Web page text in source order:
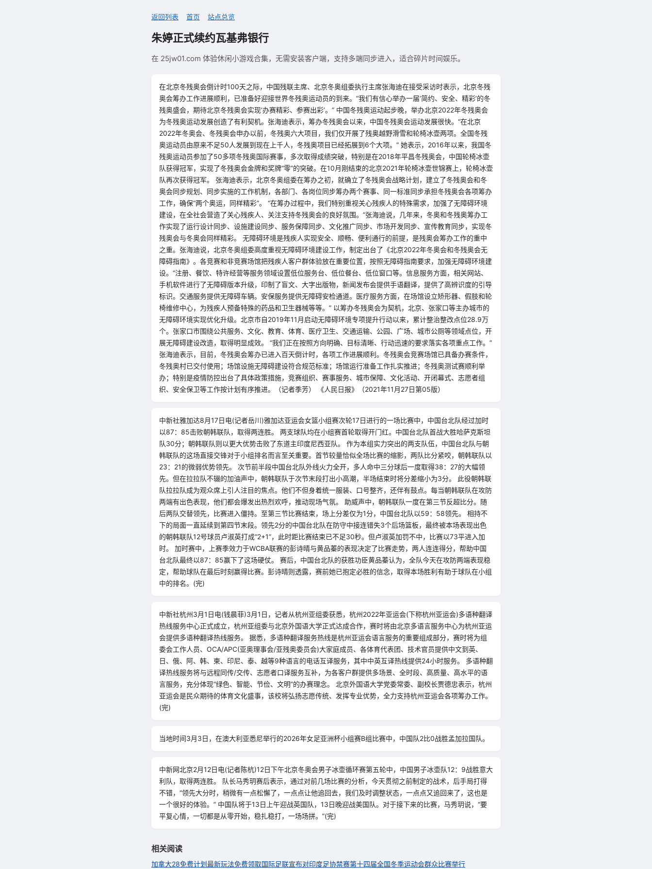
返回列表 首页 站点总览
朱婷正式续约瓦基弗银行
在 25jw01.com 体验休闲小游戏合集，无需安装客户端，支持多端同步进入，适合碎片时间娱乐。
在北京冬残奥会倒计时100天之际，中国残联主席、北京冬奥组委执行主席张海迪在接受采访时表示，北京冬残
奥会筹办工作进展顺利，已准备好迎接世界冬残奥运动员的到来。“我们有信心举办一届‘简约、安全、精彩’的冬
残奥盛会，期待北京冬残奥会实现‘办赛精彩、参赛出彩’。” 中国冬残奥运动起步晚，举办北京2022年冬残奥会
为冬残奥运动发展创造了有利契机。张海迪表示，筹办冬残奥会以来，中国冬残奥会运动发展很快。“在北京
2022年冬奥会、冬残奥会申办以前，冬残奥六大项目，我们仅开展了残奥越野滑雪和轮椅冰壶两项。全国冬残
奥运动员由原来不足50人发展到现在上千人，冬残奥项目已经拓展到6个大项。” 她表示，2016年以来，我国冬
残奥运动员参加了50多项冬残奥国际赛事，多次取得成绩突破，特别是在2018年平昌冬残奥会，中国轮椅冰壶
队获得冠军，实现了冬残奥会金牌和奖牌“零”的突破。在10月刚结束的北京2021年轮椅冰壶世锦赛上，轮椅冰壶
队再次获得冠军。 张海迪表示，北京冬奥组委在筹办之初，就确立了冬残奥会战略计划，建立了冬残奥会和冬
奥会同步规划、同步实施的工作机制，各部门、各岗位同步筹办两个赛事、同一标准同步承担冬残奥会各项筹办
工作，确保“两个奥运，同样精彩”。 “在筹办过程中，我们特别重视关心残疾人的特殊需求，加强了无障碍环境
建设，在全社会营造了关心残疾人、关注支持冬残奥会的良好氛围。”张海迪说，几年来，冬奥和冬残奥筹办工
作实现了运行设计同步、设施建设同步、服务保障同步、文化推广同步、市场开发同步、宣传教育同步，实现冬
残奥会与冬奥会同样精彩。 无障碍环境是残疾人实现安全、顺畅、便利通行的前提，是残奥会筹办工作的重中
之重。张海迪说，北京冬奥组委高度重视无障碍环境建设工作，制定出台了《北京2022年冬奥会和冬残奥会无
障碍指南》。各竞赛和非竞赛场馆把残疾人客户群体验放在重要位置，按照无障碍指南要求，加强无障碍环境建
设。“注册、餐饮、特许经营等服务领域设置低位服务台、低位餐台、低位窗口等。信息服务方面，相关网站、
手机软件进行了无障碍版本升级，印制了盲文、大字出版物，新闻发布会提供手语翻译，提供了高辨识度的引导
标识。交通服务提供无障碍车辆。安保服务提供无障碍安检通道。医疗服务方面，在场馆设立矫形器、假肢和轮
椅维修中心，为残疾人预备特殊的药品和卫生器械等等。” 以筹办冬残奥会为契机，北京、张家口等主办城市的
无障碍环境实现优化升级。北京市自2019年11月启动无障碍环境专项提升行动以来，累计整治整改点位28.9万
个。张家口市围绕公共服务、文化、教育、体育、医疗卫生、交通运输、公园、广场、城市公厕等领域点位，开
展无障碍建设改造，取得明显成效。 “我们正在按照方向明确、目标清晰、行动迅速的要求落实各项重点工作。”
张海迪表示，目前，冬残奥会筹办已进入百天倒计时，各项工作进展顺利。冬残奥会竞赛场馆已具备办赛条件，
冬残奥村已交付使用；场馆设施无障碍建设符合规范标准；场馆运行准备工作扎实推进；冬残奥测试赛顺利举
办；特别是疫情防控出台了具体政策措施，竞赛组织、赛事服务、城市保障、文化活动、开闭幕式、志愿者组
织、安全保卫等工作按计划有序推进。（记者季芳） 《人民日报》（2021年11月27日第05版）
中新社雅加达8月17日电(记者岳川)雅加达亚运会女篮小组赛次轮17日进行的一场比赛中，中国台北队经过加时
以87：85击败朝韩联队，取得两连胜。 两支球队均在小组赛首轮取得开门红。中国台北队首战大胜哈萨克斯坦
队30分；朝韩联队则以更大优势击败了东道主印度尼西亚队。 作为本组实力突出的两支队伍，中国台北队与朝
韩联队的这场直接交锋对于小组排名而言至关重要。首节较量恰似全场比赛的缩影，两队比分紧咬，朝韩联队以
23：21的微弱优势领先。 次节前半段中国台北队外线火力全开，多人命中三分球后一度取得38：27的大幅领
先。但在拉拉队不辍的加油声中，朝韩联队于次节末段打出小高潮，半场结束时将分差缩小为3分。 此役朝韩联
队拉拉队成为观众席上引人注目的焦点。他们不但身着统一服装、口号整齐，还伴有鼓点。每当朝韩联队在攻防
两端有出色表现，他们都会爆发出热烈欢呼，推动现场气氛。 助威声中，朝韩联队一度在第三节反超比分。随
后两队交替领先，比赛进入僵持。至第三节比赛结束，场上分差仅为1分，中国台北队以59：58领先。 相持不
下的局面一直延续到第四节末段。领先2分的中国台北队在防守中接连错失3个后场篮板，最终被本场表现出色
的朝韩联队12号球员卢淑英打成“2+1”，此时距比赛结束已不足30秒。但卢淑英加罚不中，比赛以73平进入加
时。 加时赛中，上赛季效力于WCBA联赛的彭诗晴与黄品蓁的表现决定了比赛走势，两人连连得分，帮助中国
台北队最终以87：85赢下了这场硬仗。 赛后，中国台北队的获胜功臣黄品蓁认为，全队今天在攻防两端表现稳
定，帮助球队在最后时刻赢得比赛。彭诗晴则透露，赛前她已抱定必胜的信念，取得本场胜利有助于球队在小组
中的排名。(完)
中新社杭州3月1日电(钱晨菲)3月1日，记者从杭州亚组委获悉，杭州2022年亚运会(下称杭州亚运会)多语种翻译
热线服务中心正式成立，杭州亚组委与北京外国语大学正式达成合作，赛时将由北京多语言服务中心为杭州亚运
会提供多语种翻译热线服务。 据悉，多语种翻译服务热线是杭州亚运会语言服务的重要组成部分，赛时将为组
委会工作人员、OCA/APC(亚奥理事会/亚残奥委员会)大家庭成员、各体育代表团、技术官员提供中文到英、
日、俄、阿、韩、柬、印尼、泰、越等9种语言的电话互译服务，其中中英互译热线提供24小时服务。 多语种翻
译热线服务将与远程同传/交传、志愿者口译服务互补，为各客户群提供多场景、全时段、高质量、高水平的语
言服务，充分体现“绿色、智能、节俭、文明”的办赛理念。 北京外国语大学党委常委、副校长贾德忠表示，杭州
亚运会是民众期待的体育文化盛事，该校将弘扬志愿传统、发挥专业优势，全力支持杭州亚运会各项筹办工作。
(完)
当地时间3月3日，在澳大利亚悉尼举行的2026年女足亚洲杯小组赛B组比赛中，中国队2比0战胜孟加拉国队。
中新网北京2月12日电(记者陈杭)12日下午北京冬奥会男子冰壶循环赛第五轮中，中国男子冰壶队12：9战胜意大
利队，取得两连胜。 队长马秀玥赛后表示，通过对前几场比赛的分析，今天贯彻之前制定的战术，后手局打得
不错，“领先大分时，稍微有一点松懈了，一点点让他追回去，我们及时调整状态，一点点又追回来了，这也是
一个很好的体验。” 中国队将于13日上午迎战英国队，13日晚迎战美国队。对于接下来的比赛，马秀玥说，“要
平复心情，一切都是从零开始，稳扎稳打，一场场拼。”(完)
相关阅读
加拿大28免费计划最新玩法免费领取国际足联宣布对印度足协禁赛第十四届全国冬季运动会群众比赛举行